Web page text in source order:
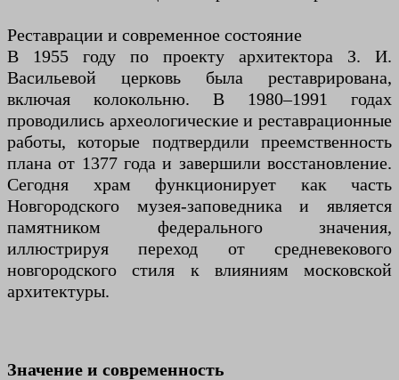
Реставрации и современное состояние
В 1955 году по проекту архитектора З. И.
Васильевой церковь была реставрирована,
включая колокольню. В 1980–1991 годах
проводились археологические и реставрационные
работы, которые подтвердили преемственность
плана от 1377 года и завершили восстановление.
Сегодня храм функционирует как часть
Новгородского музея-заповедника и является
памятником федерального значения,
иллюстрируя переход от средневекового
новгородского стиля к влияниям московской
архитектуры.
Значение и современность